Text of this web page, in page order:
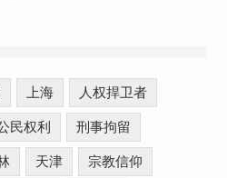
上海 人权捍卫者
民权利 刑事拘留
天津 宗教信仰